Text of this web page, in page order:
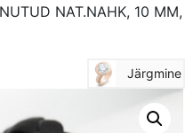
NAT.NAHK, 10 MM,
Järgmine